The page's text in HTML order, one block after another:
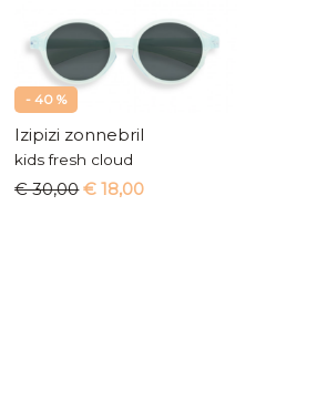
- 40 %
Izipizi zonnebril
kids fresh cloud
€ 30,00 € 18,00